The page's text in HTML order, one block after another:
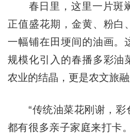
春日里，这里一片斑
正值盛花期，金黄、粉白
一幅铺在田埂间的油画。
规模化引入的春播多彩油
农业的结晶，更是农文旅融
“传统油菜花刚谢，彩
都有很多亲子家庭来打卡